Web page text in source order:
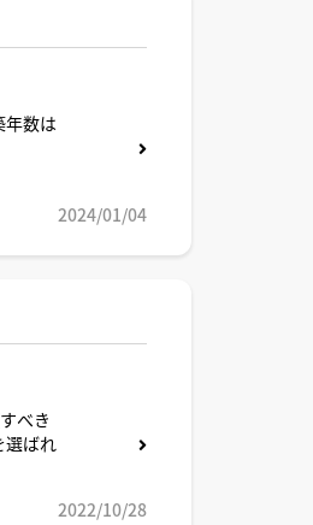
年数は
2024/01/04
べき
選ばれ
2022/10/28